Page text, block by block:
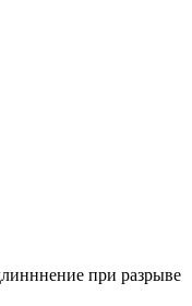
при разрыве